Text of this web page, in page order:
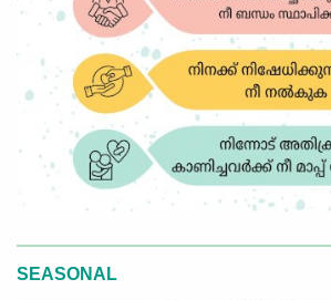
SEASONAL